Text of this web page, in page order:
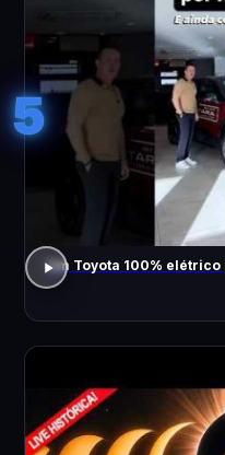
5
Um Toyota 100% elétrico